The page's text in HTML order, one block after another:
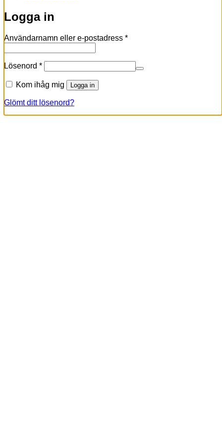
Logga in
Användarnamn eller e-postadress *Obligatoriskt
Lösenord *Obligatoriskt
Kom ihåg mig Logga in
Glömt ditt lösenord?